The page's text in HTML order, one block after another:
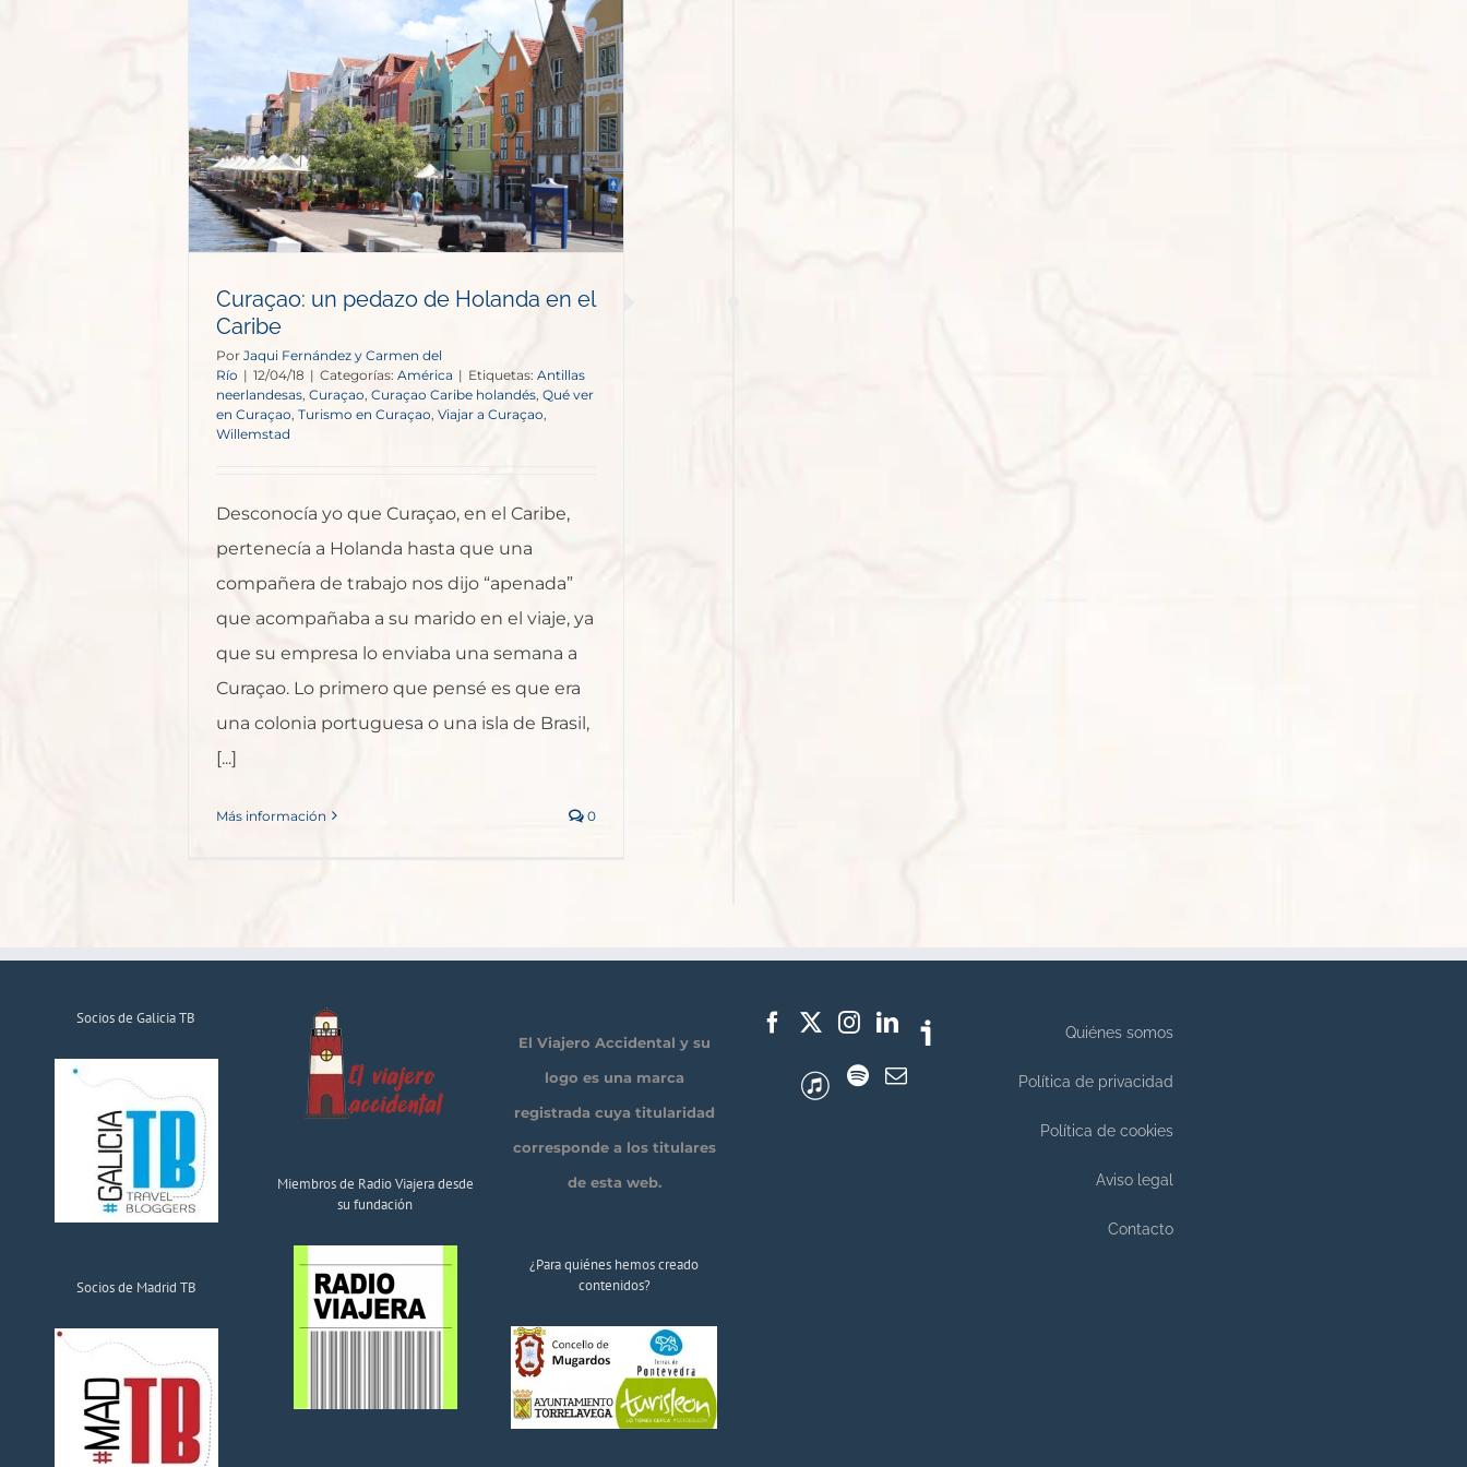
Curaçao: un pedazo de Holanda en el
Caribe
Por Jaqui Fernández y Carmen del
Río | 12/04/18 | Categorías: América | Etiquetas: Antillas
neerlandesas Curaçao, Curaçao Caribe holandés Qué ver
en Curaçao, Turismo en Curaçao, Viajar a Curaçao
Willemstad
Desconocía yo que Curaçao, en el Caribe,
pertenecía a Holanda hasta que una
compañera de trabajo nos dijo “apenada”
que acompañaba a su marido en el viaje, ya
que su empresa lo enviaba una semana a
Curaçao. Lo primero que pensé es que era
una colonia portuguesa o una isla de Brasil,
[...]
Más información 0
Socios de Galicia TB
Socios de Madrid TB
Miembros de Radio Viajera desde
su fundación
El Viajero Accidental y su
logo es una marca
registrada cuya titularidad
corresponde a los titulares
de esta web.
¿Para quiénes hemos creado
contenidos?
Quiénes somos
Política de privacidad
Política de cookies
Aviso legal
Contacto